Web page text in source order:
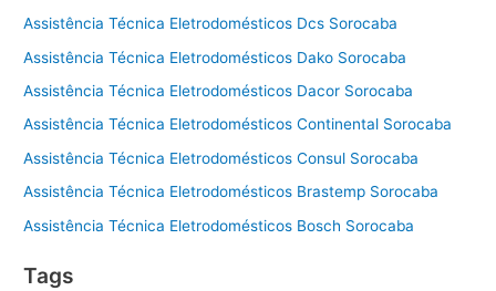
Assistência Técnica Eletrodomésticos Dcs Sorocaba
Assistência Técnica Eletrodomésticos Dako Sorocaba
Assistência Técnica Eletrodomésticos Dacor Sorocaba
Assistência Técnica Eletrodomésticos Continental Sorocaba
Assistência Técnica Eletrodomésticos Consul Sorocaba
Assistência Técnica Eletrodomésticos Brastemp Sorocaba
Assistência Técnica Eletrodomésticos Bosch Sorocaba
Tags